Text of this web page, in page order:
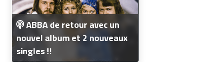
ABBA de retour avec un
nouvel album et 2 nouveaux
singles !!